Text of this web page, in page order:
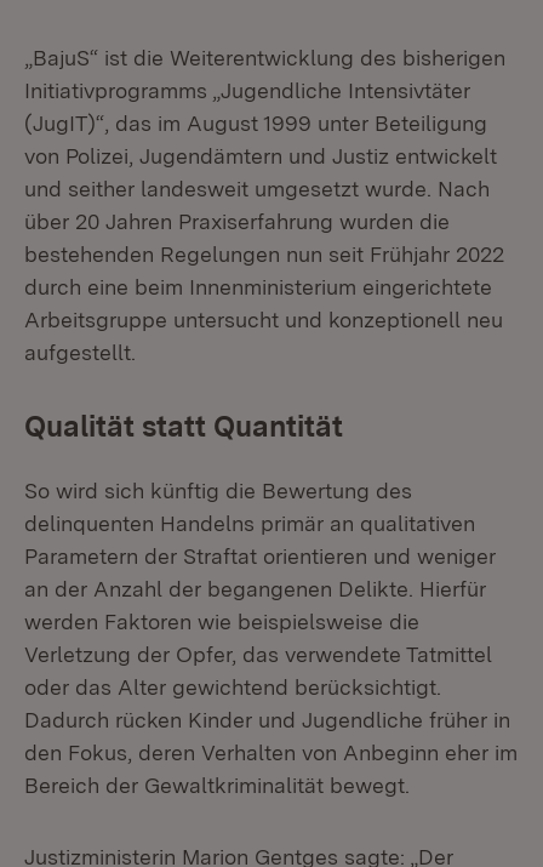
„BajuS“ ist die Weiterentwicklung des bisherigen
Initiativprogramms „Jugendliche Intensivtäter
(JugIT)“, das im August 1999 unter Beteiligung
von Polizei, Jugendämtern und Justiz entwickelt
und seither landesweit umgesetzt wurde. Nach
über 20 Jahren Praxiserfahrung wurden die
bestehenden Regelungen nun seit Frühjahr 2022
durch eine beim Innenministerium eingerichtete
Arbeitsgruppe untersucht und konzeptionell neu
aufgestellt.
Qualität statt Quantität
So wird sich künftig die Bewertung des
delinquenten Handelns primär an qualitativen
Parametern der Straftat orientieren und weniger
an der Anzahl der begangenen Delikte. Hierfür
werden Faktoren wie beispielsweise die
Verletzung der Opfer, das verwendete Tatmittel
oder das Alter gewichtend berücksichtigt.
Dadurch rücken Kinder und Jugendliche früher in
den Fokus, deren Verhalten von Anbeginn eher im
Bereich der Gewaltkriminalität bewegt.
Justizministerin Marion Gentges sagte: „Der